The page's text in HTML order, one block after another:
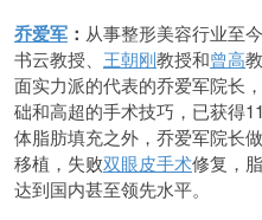
乔爱军 ： 从事整形美容行业至
书云教授、 王朝刚教授和曾高
面实力派的代表的乔爱军院长
础和高超的手术技巧，已获得
体脂肪填充之外，乔爱军院长
移植，失败双眼皮手术修复，
达到国内甚至领先水平。